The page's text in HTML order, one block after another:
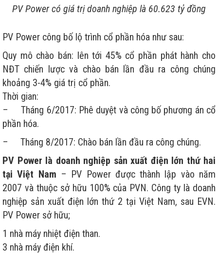
PV Power có giá trị doanh nghiệp là 60.623 tỷ đồng
PV Power công bố lộ trình cổ phần hóa như sau:
Quy mô chào bán: lên tới 45% cổ phần phát hành cho
NĐT chiến lược và chào bán lần đầu ra công chúng
khoảng 3-4% giá trị cổ phần.
Thời gian:
– Tháng 6/2017: Phê duyệt và công bố phương án cổ
phần hóa.
– Tháng 8/2017: Chào bán lần đầu ra công chúng.
PV Power là doanh nghiệp sản xuất điện lớn thứ hai
tại Việt Nam – PV Power được thành lập vào năm
2007 và thuộc sở hữu 100% của PVN. Công ty là doanh
nghiệp sản xuất điện lớn thứ 2 tại Việt Nam, sau EVN.
PV Power sở hữu;
1 nhà máy nhiệt điện than.
3 nhà máy điện khí.